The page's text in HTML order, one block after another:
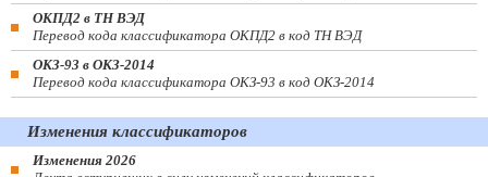
ОКПД2 в ТН ВЭД
Перевод кода классификатора ОКПД2 в код ТН ВЭД
ОКЗ-93 в ОКЗ-2014
Перевод кода классификатора ОКЗ-93 в код ОКЗ-2014
Изменения классификаторов
Изменения 2026